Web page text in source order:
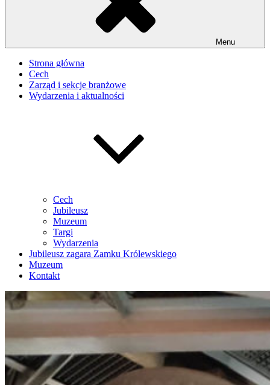
Menu
Strona główna
Cech
Zarząd i sekcje branżowe
Wydarzenia i aktualności
Cech
Jubileusz
Muzeum
Targi
Wydarzenia
Jubileusz zagara Zamku Królewskiego
Muzeum
Kontakt